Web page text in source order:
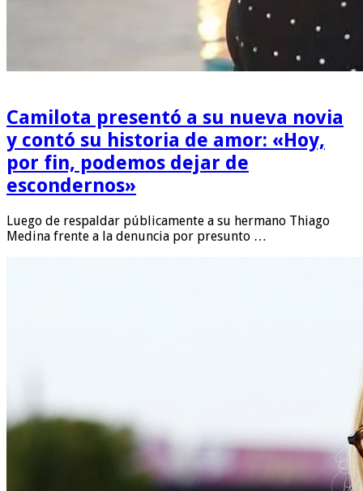
Camilota presentó a su nueva novia
y contó su historia de amor: «Hoy,
por fin, podemos dejar de
escondernos»
Luego de respaldar públicamente a su hermano Thiago
Medina frente a la denuncia por presunto …